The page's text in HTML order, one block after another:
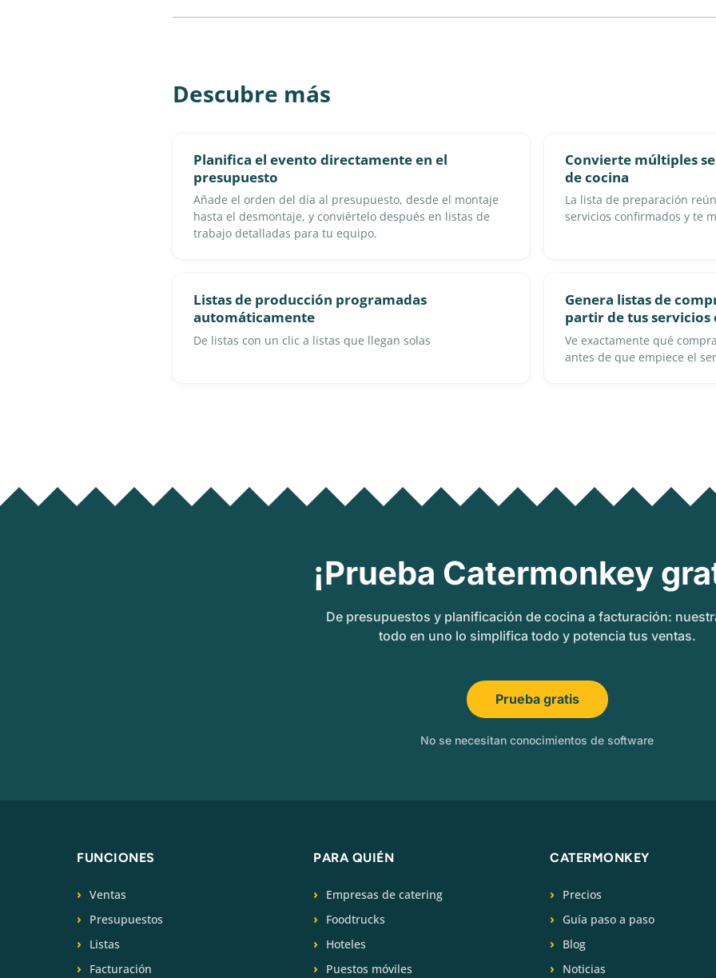
Descubre más
Planifica el evento directamente en el
presupuesto
Añade el orden del día al presupuesto, desde el montaje
hasta el desmontaje, y conviértelo después en listas de
trabajo detalladas para tu equipo.
Convierte múltiples
de cocina
La lista de preparación
servicios confirmados y te
Listas de producción programadas
automáticamente
De listas con un clic a listas que llegan solas
Genera listas de
partir de tus
Ve exactamente qué
antes de que empiece el
¡Prueba Catermonkey
De presupuestos y planificación de cocina a facturación:
todo en uno lo simplifica todo y potencia tus ventas.
Prueba gratis
No se necesitan conocimientos de software
FUNCIONES
Ventas
Presupuestos
Listas
Facturación
PARA QUIÉN
Empresas de catering
Foodtrucks
Hoteles
Puestos móviles
CATERMONKEY
Precios
Guía paso a paso
Blog
Noticias